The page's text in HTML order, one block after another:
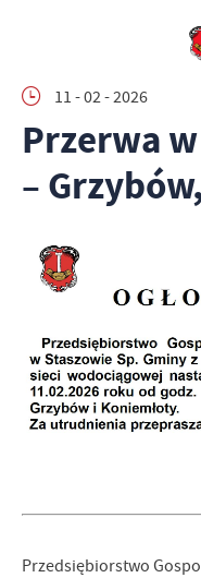
11 - 02 - 2026
Przerwa
–
Przedsiębiorstwo